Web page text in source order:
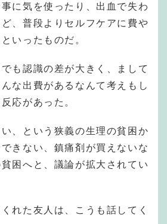
に気を使ったり、出血で失わ
、普段よりセルフケアに費や
いったものだ。
も認識の差が大きく、まして
な出費があるなんて考えもし
応があった。
、という狭義の生理の貧困か
きない、鎮痛剤が買えないな
困へと、議論が拡大されてい
れた友人は、こうも話してく